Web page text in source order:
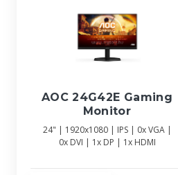
AOC 24G42E Gaming
Monitor
24" | 1920x1080 | IPS | 0x VGA |
0x DVI | 1x DP | 1x HDMI